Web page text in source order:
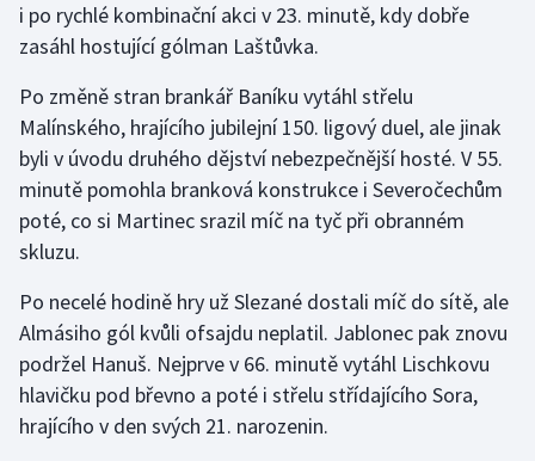
Lyže a snowboard
Moderní pětiboj
Motorsport
Olympijské hry
Plavání
Plážový volejbal
Ragby
i po rychlé kombinační akci v 23. minutě, kdy dobře
zasáhl hostující gólman Laštůvka.
Po změně stran brankář Baníku vytáhl střelu
Malínského, hrajícího jubilejní 150. ligový duel, ale jinak
byli v úvodu druhého dějství nebezpečnější hosté. V 55.
minutě pomohla branková konstrukce i Severočechům
poté, co si Martinec srazil míč na tyč při obranném
skluzu.
Po necelé hodině hry už Slezané dostali míč do sítě, ale
Almásiho gól kvůli ofsajdu neplatil. Jablonec pak znovu
podržel Hanuš. Nejprve v 66. minutě vytáhl Lischkovu
hlavičku pod břevno a poté i střelu střídajícího Sora,
hrajícího v den svých 21. narozenin.